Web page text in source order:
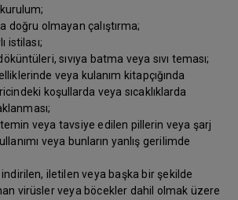
doğru olmayan çalıştırma;
istilası;
sıvıya batma veya sıvı teması;
veya kulanım kitapçığında
koşullarda veya sıcaklıklarda
veya tavsiye edilen pillerin veya şarj
veya bunların yanlış gerilimde
iletilen veya başka bir şekilde
virüsler veya böcekler dahil olmak üzere